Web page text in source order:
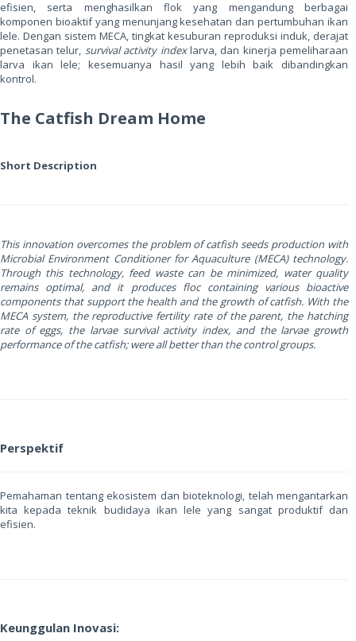
efisien, serta menghasilkan flok yang mengandung berbagai
komponen bioaktif yang menunjang kesehatan dan pertumbuhan ikan
lele. Dengan sistem MECA, tingkat kesuburan reproduksi induk, derajat
penetasan telur, survival activity indexlarva, dan kinerja pemeliharaan
larva ikan lele; kesemuanya hasil yang lebih baik dibandingkan
kontrol.
The Catfish Dream Home
Short Description
This innovation overcomes the problem of catfish seeds production with
Microbial Environment Conditioner for Aquaculture (MECA) technology.
Through this technology, feed waste can be minimized, water quality
remains optimal, and it produces floc containing various bioactive
components that support the health and the growth of catfish. With the
MECA system, the reproductive fertility rate of the parent, the hatching
rate of eggs, the larvae survival activity index, and the larvae growth
performance of the catfish; were all better than the control groups.
Perspektif
Pemahaman tentang ekosistem dan bioteknologi, telah mengantarkan
kita kepada teknik budidaya ikan lele yang sangat produktif dan
efisien.
Keunggulan Inovasi: